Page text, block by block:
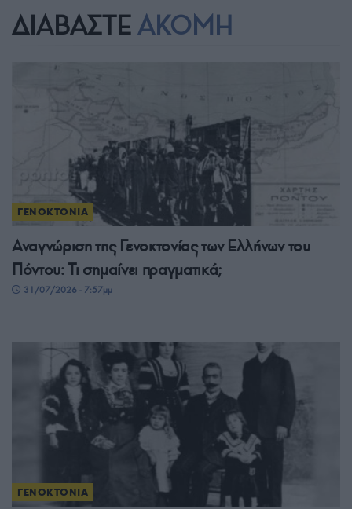
ΔΙΑΒΑΣΤΕ ΑΚΟΜΗ
ΓΕΝΟΚΤΟΝΙΑ
Αναγνώριση της Γενοκτονίας των Ελλήνων του
Πόντου: Τι σημαίνει πραγματικά;
31/07/2026 - 7:57μμ
ΓΕΝΟΚΤΟΝΙΑ